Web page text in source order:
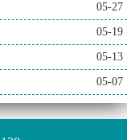
05-27
05-19
05-13
05-07